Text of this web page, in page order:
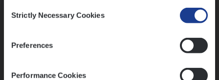
Selection
Strictly Necessary Cookies
Preferences
Performance Cookies